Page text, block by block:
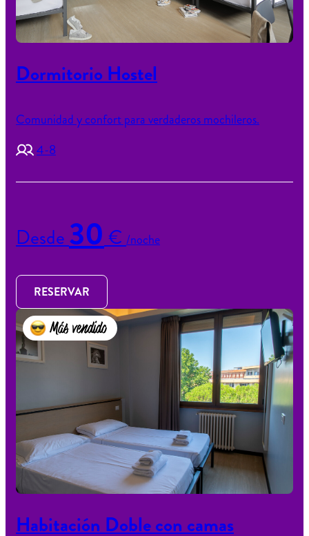
Dormitorio Hostel
Comunidad y confort para verdaderos mochileros.
4-8
Desde30€ /noche
RESERVAR
Más vendido
Habitación Doble con camas